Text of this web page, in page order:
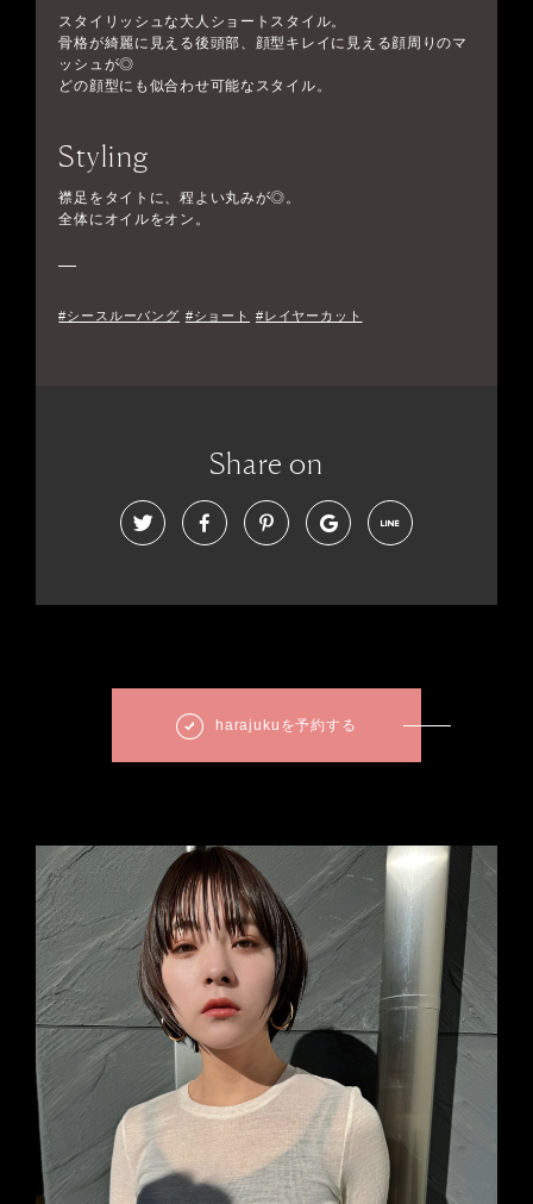
スタイリッシュな大人ショートスタイル。
骨格が綺麗に見える後頭部、顔型キレイに見える顔周りのマ
ッシュが◎
どの顔型にも似合わせ可能なスタイル。
Styling
襟足をタイトに、程よい丸みが◎。
全体にオイルをオン。
#シースルーバング #ショート #レイヤーカット
Share on
harajukuを予約する